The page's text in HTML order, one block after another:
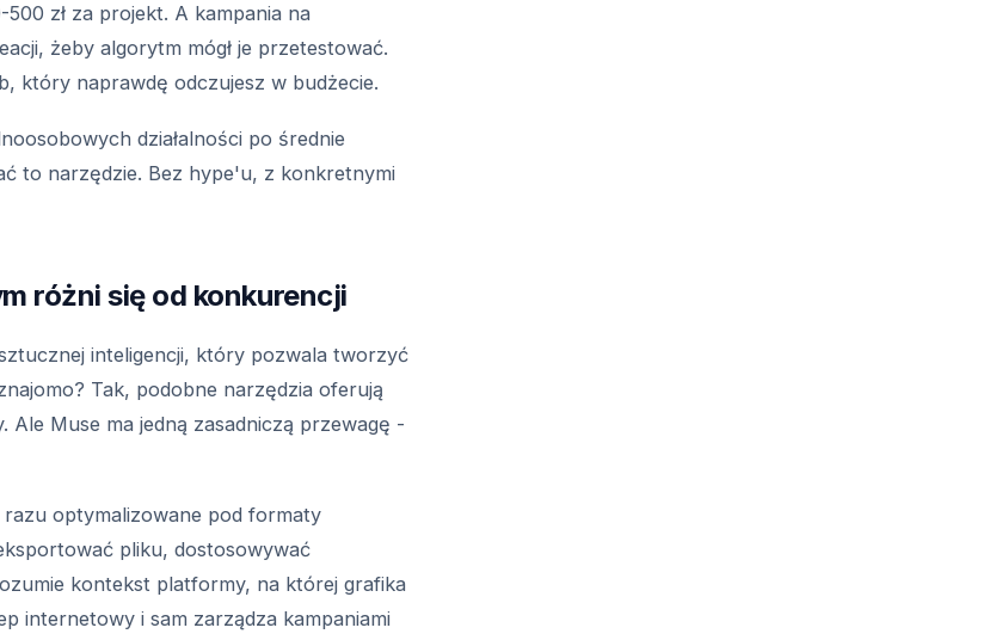
zł za projekt. A kampania na
żeby algorytm mógł je przetestować.
który naprawdę odczujesz w budżecie.
działalności po średnie
to narzędzie. Bez hype'u, z konkretnymi
różni się od konkurencji
inteligencji, który pozwala tworzyć
Tak, podobne narzędzia oferują
Ale Muse ma jedną zasadniczą przewagę -
optymalizowane pod formaty
pliku, dostosowywać
kontekst platformy, na której grafika
internetowy i sam zarządza kampaniami